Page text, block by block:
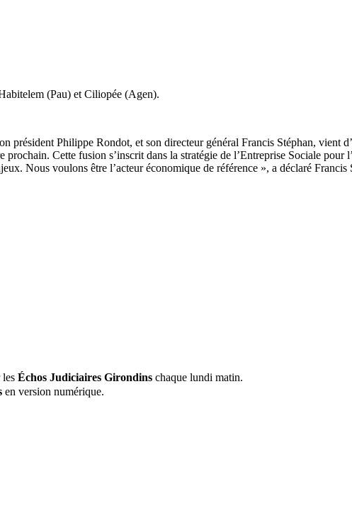
(Pau) et Ciliopée (Agen).
président Philippe Rondot, et son directeur général Francis Stéphan, vient
Cette fusion s’inscrit dans la stratégie de l’Entreprise Sociale
Nous voulons être l’acteur économique de référence », a déclaré Francis
les Échos Judiciaires Girondins chaque lundi matin.
en version numérique.